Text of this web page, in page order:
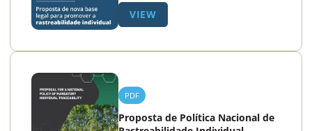
VIEW
PDF
Proposta de Política Nacional de